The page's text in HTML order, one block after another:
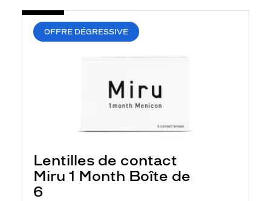
OFFRE DÉGRESSIVE
Lentilles de contact
Miru 1 Month Boîte de
6